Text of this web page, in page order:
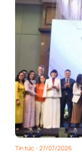
Tin tức - 27/07/2026